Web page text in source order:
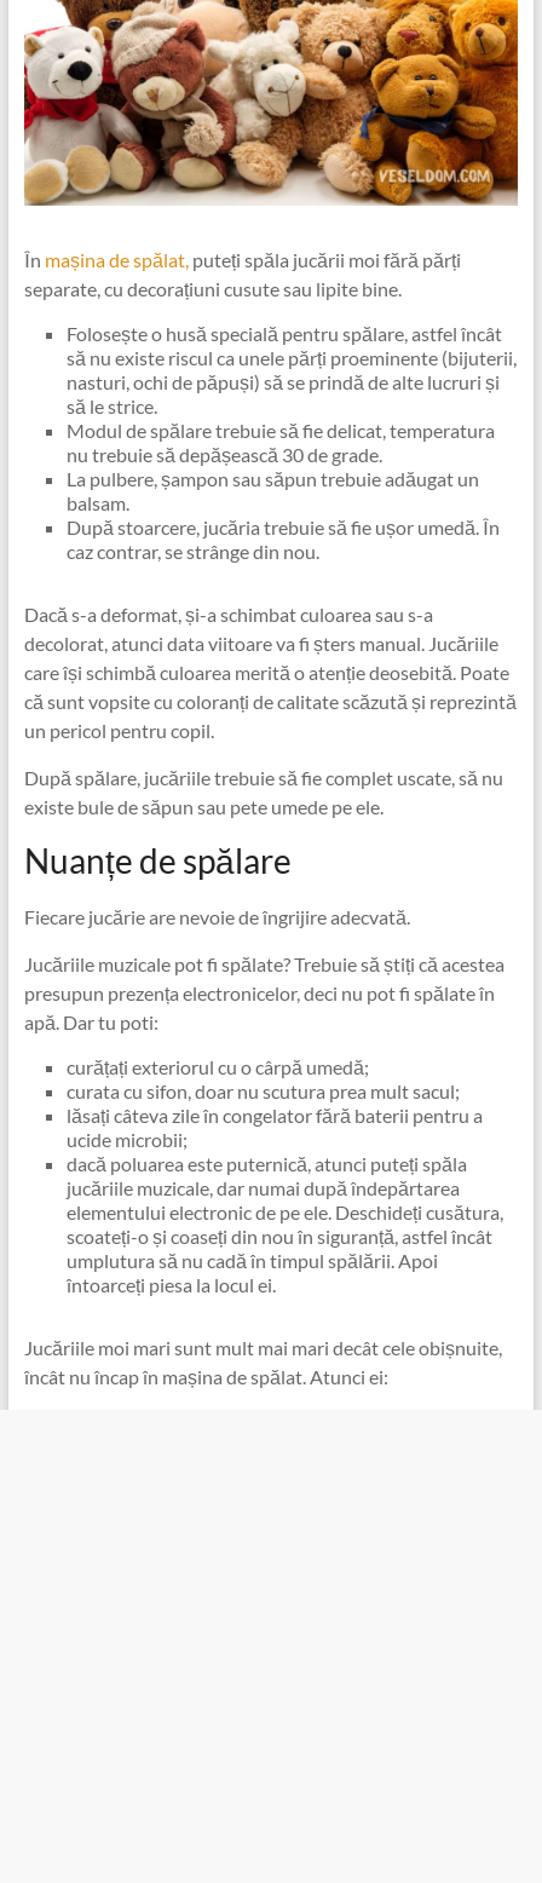
În mașina de spălat, puteți spăla jucării moi fără părți
separate, cu decorațiuni cusute sau lipite bine.
Folosește o husă specială pentru spălare, astfel încât
să nu existe riscul ca unele părți proeminente (bijuterii,
nasturi, ochi de păpuși) să se prindă de alte lucruri și
să le strice.
Modul de spălare trebuie să fie delicat, temperatura
nu trebuie să depășească 30 de grade.
La pulbere, șampon sau săpun trebuie adăugat un
balsam.
După stoarcere, jucăria trebuie să fie ușor umedă. În
caz contrar, se strânge din nou.
Dacă s-a deformat, și-a schimbat culoarea sau s-a
decolorat, atunci data viitoare va fi șters manual. Jucăriile
care își schimbă culoarea merită o atenție deosebită. Poate
că sunt vopsite cu coloranți de calitate scăzută și reprezintă
un pericol pentru copil.
După spălare, jucăriile trebuie să fie complet uscate, să nu
existe bule de săpun sau pete umede pe ele.
Nuanțe de spălare
Fiecare jucărie are nevoie de îngrijire adecvată.
Jucăriile muzicale pot fi spălate? Trebuie să știți că acestea
presupun prezența electronicelor, deci nu pot fi spălate în
apă. Dar tu poti:
curățați exteriorul cu o cârpă umedă;
curata cu sifon, doar nu scutura prea mult sacul;
lăsați câteva zile în congelator fără baterii pentru a
ucide microbii;
dacă poluarea este puternică, atunci puteți spăla
jucăriile muzicale, dar numai după îndepărtarea
elementului electronic de pe ele. Deschideți cusătura,
scoateți-o și coaseți din nou în siguranță, astfel încât
umplutura să nu cadă în timpul spălării. Apoi
întoarceți piesa la locul ei.
Jucăriile moi mari sunt mult mai mari decât cele obișnuite,
încât nu încap în mașina de spălat. Atunci ei: